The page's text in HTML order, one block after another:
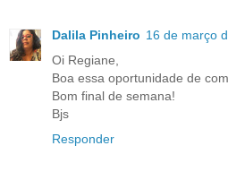
Dalila Pinheiro 16 de março
Oi Regiane,
Boa essa oportunidade de
Bom final de semana!
Bjs
Responder